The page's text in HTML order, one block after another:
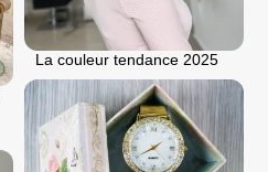
La couleur tendance 2025